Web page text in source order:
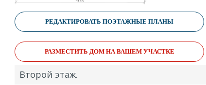
РЕДАКТИРОВАТЬ ПОЭТАЖНЫЕ ПЛАНЫ
РАЗМЕСТИТЬ ДОМ НА ВАШЕМ УЧАСТКЕ
Второй этаж.